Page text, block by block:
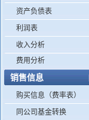
资产负债表
利润表
收入分析
费用分析
销售信息
购买信息（费率表）
同公司基金转换